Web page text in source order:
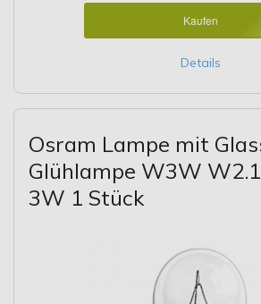
Kaufen
Details
Osram Lampe mit
Glühlampe W3W
3W 1 Stück